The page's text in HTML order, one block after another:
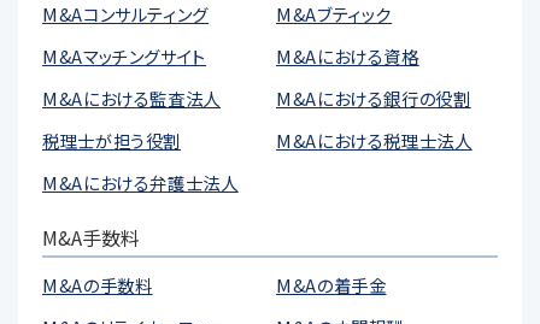
M&Aコンサルティング
M&Aブティック
M&Aマッチングサイト
M&Aにおける資格
M&Aにおける監査法人
M&Aにおける銀行の役割
税理士が担う役割
M&Aにおける税理士法人
M&Aにおける弁護士法人
M&A手数料
M&Aの手数料
M&Aの着手金